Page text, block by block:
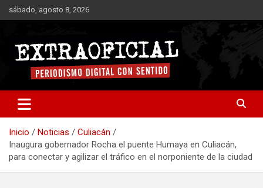
Saltar
al
sábado, agosto 8, 2026
Extraoficial
Inicio Noticias
Culiacán
Inaugura gobernador Rocha el puente Humaya en Culiacán,
para conectar y agilizar el tráfico en el norponiente de la ciudad